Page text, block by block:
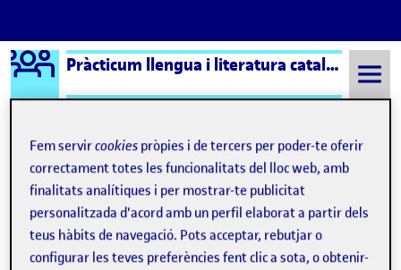
Saltar al contingut
Logo Ágora Pràcticum llengua i literatura catalana i castellana aula 9
Semestre 20221 - Aula 9 Què és una Àgora?
Què és una Àgora?
Fem servircookies pròpies i de tercers per poder-te oferir
correctament totes les funcionalitats del lloc web, amb
finalitats analítiques i per mostrar-te publicitat
personalitzada d'acord amb un perfil elaborat a partir dels
teus hàbits de navegació. Pots acceptar, rebutjar o
configurar les teves preferències fent clic a sota, o obtenir-